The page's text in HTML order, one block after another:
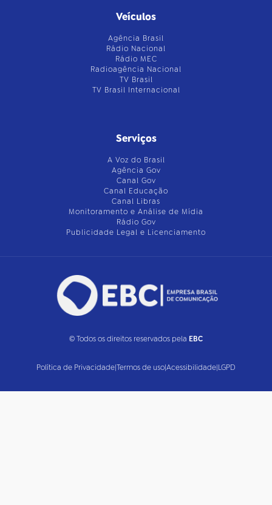
Veículos
Agência Brasil
Rádio Nacional
Rádio MEC
Radioagência Nacional
TV Brasil
TV Brasil Internacional
Serviços
A Voz do Brasil
Agência Gov
Canal Gov
Canal Educação
Canal Libras
Monitoramento e Análise de Mídia
Rádio Gov
Publicidade Legal e Licenciamento
© Todos os direitos reservados pela EBC
Política de Privacidade|Termos de uso|Acessibilidade|LGPD